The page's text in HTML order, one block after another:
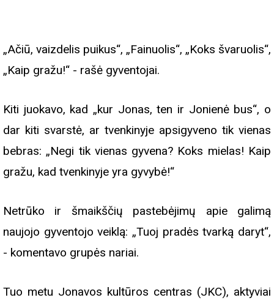
„Ačiū, vaizdelis puikus“, „Fainuolis“, „Koks švaruolis“,
„Kaip gražu!“ - rašė gyventojai.
Kiti juokavo, kad „kur Jonas, ten ir Jonienė bus“, o
dar kiti svarstė, ar tvenkinyje apsigyveno tik vienas
bebras: „Negi tik vienas gyvena? Koks mielas! Kaip
gražu, kad tvenkinyje yra gyvybė!“
Netrūko ir šmaikščių pastebėjimų apie galimą
naujojo gyventojo veiklą: „Tuoj pradės tvarką daryt“,
- komentavo grupės nariai.
Tuo metu Jonavos kultūros centras (JKC), aktyviai